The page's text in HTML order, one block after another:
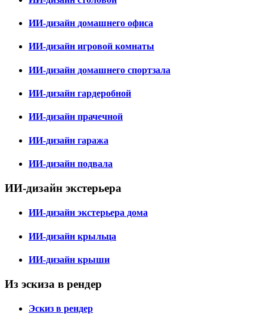
ИИ-дизайн домашнего офиса
ИИ-дизайн игровой комнаты
ИИ-дизайн домашнего спортзала
ИИ-дизайн гардеробной
ИИ-дизайн прачечной
ИИ-дизайн гаража
ИИ-дизайн подвала
ИИ-дизайн экстерьера
ИИ-дизайн экстерьера дома
ИИ-дизайн крыльца
ИИ-дизайн крыши
Из эскиза в рендер
Эскиз в рендер